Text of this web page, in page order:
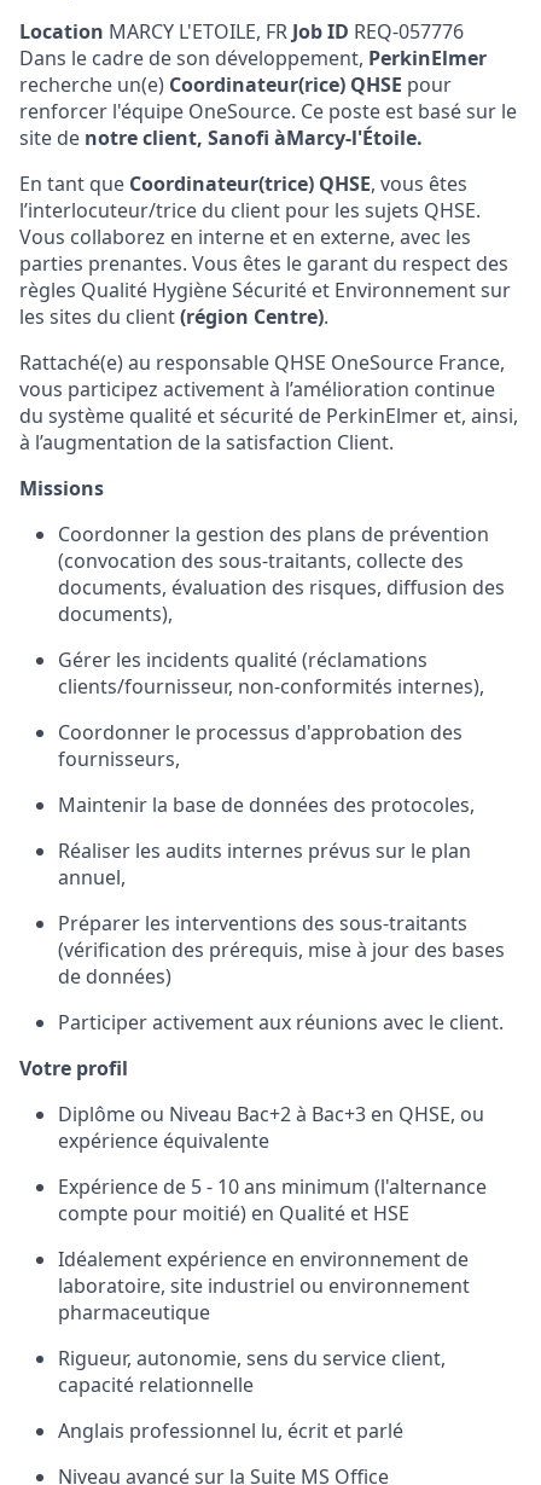
Location MARCY L'ETOILE, FR Job ID REQ-057776
Dans le cadre de son développement, PerkinElmer
recherche un(e) Coordinateur(rice) QHSE pour
renforcer l'équipe OneSource. Ce poste est basé sur le
site de notre client, Sanofi àMarcy-l'Étoile.
En tant que Coordinateur(trice) QHSE, vous êtes
l’interlocuteur/trice du client pour les sujets QHSE.
Vous collaborez en interne et en externe, avec les
parties prenantes. Vous êtes le garant du respect des
règles Qualité Hygiène Sécurité et Environnement sur
les sites du client(région Centre).
Rattaché(e) au responsable QHSE OneSource France,
vous participez activement à l’amélioration continue
du système qualité et sécurité de PerkinElmer et, ainsi,
à l’augmentation de la satisfaction Client.
Missions
Coordonner la gestion des plans de prévention
(convocation des sous-traitants, collecte des
documents, évaluation des risques, diffusion des
documents),
Gérer les incidents qualité (réclamations
clients/fournisseur, non-conformités internes),
Coordonner le processus d'approbation des
fournisseurs,
Maintenir la base de données des protocoles,
Réaliser les audits internes prévus sur le plan
annuel,
Préparer les interventions des sous-traitants
(vérification des prérequis, mise à jour des bases
de données)
Participer activement aux réunions avec le client.
Votre profil
Diplôme ou Niveau Bac+2 à Bac+3 en QHSE, ou
expérience équivalente
Expérience de 5 - 10 ans minimum (l'alternance
compte pour moitié) en Qualité et HSE
Idéalement expérience en environnement de
laboratoire, site industriel ou environnement
pharmaceutique
Rigueur, autonomie, sens du service client,
capacité relationnelle
Anglais professionnel lu, écrit et parlé
Niveau avancé sur la Suite MS Office